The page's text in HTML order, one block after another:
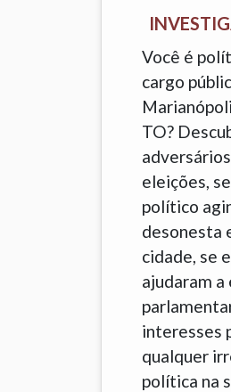
Você é
cargo
TO?
eleições,
político
desonesta
cidade, se
ajudaram
interesses
qualquer
política na